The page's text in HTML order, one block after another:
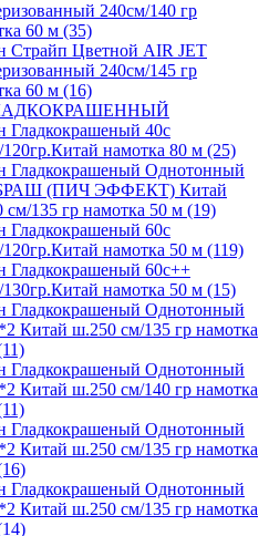
240см/140 гр
60 м (35)
Страйп Цветной AIR JET
240см/145 гр
60 м (16)
Гладкокрашеный 40с
намотка 80 м (25)
Гладкокрашеный Однотонный
(ПИЧ ЭФФЕКТ) Китай
см/135 гр намотка 50 м (19)
Гладкокрашеный 60с
намотка 50 м (119)
Гладкокрашеный 60с++
намотка 50 м (15)
Гладкокрашеный Однотонный
Китай ш.250 см/135 гр намотка
Гладкокрашеный Однотонный
Китай ш.250 см/140 гр намотка
Гладкокрашеный Однотонный
Китай ш.250 см/135 гр намотка
Гладкокрашеный Однотонный
Китай ш.250 см/135 гр намотка